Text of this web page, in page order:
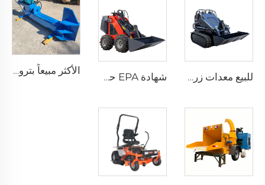
للبيع معدات زراعية مصغرة جرافة الزاحف حفار الجرافة شهادة EPA حمال سحب صغير مع عجلات حفار مدمج
الأكثر مبيعاً بترولية شجرة التقطيع 25 طن شجرة التقطيع غابة خشب آلة التقطيع